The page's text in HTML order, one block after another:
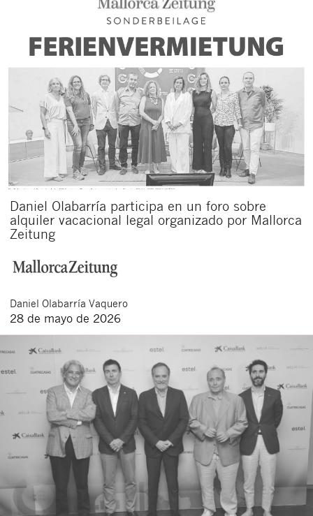
Daniel Olabarría participa en un foro sobre
alquiler vacacional legal organizado por Mallorca
Zeitung
Daniel Olabarría Vaquero
28 de mayo de 2026
Cerrar